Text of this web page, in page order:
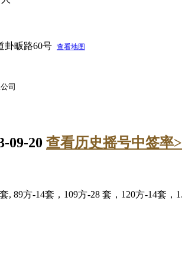
卦畈路60号 查看地图
司
09-20 查看历史摇号中签率
, 89方-14套，109方-28 套，120方-14套，